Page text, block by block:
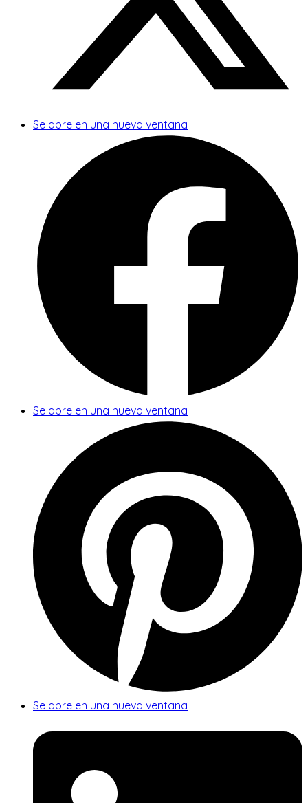
Se abre en una nueva ventana
Se abre en una nueva ventana
Se abre en una nueva ventana